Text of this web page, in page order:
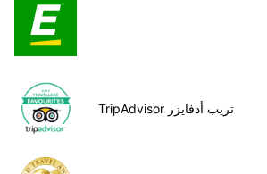
TripAdvisor تريب أدفايزر